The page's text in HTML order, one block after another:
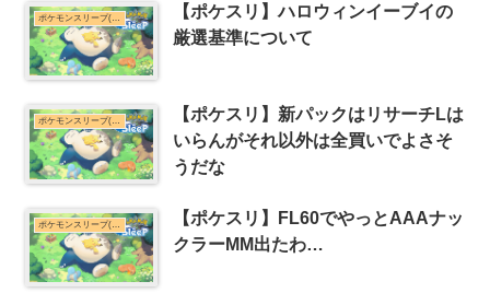
【ポケスリ】ハロウィンイーブイの
厳選基準について
ポケモンスリープ(ポケスリ)まとめ
【ポケスリ】新パックはリサーチLは
いらんがそれ以外は全買いでよさそ
うだな
ポケモンスリープ(ポケスリ)まとめ
【ポケスリ】FL60でやっとAAAナッ
クラーMM出たわ…